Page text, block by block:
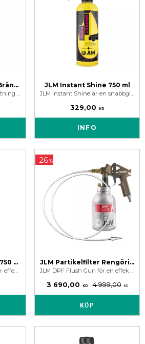
JLM Fuel Stabiliser - Bränslestabilisator
Förhindrar bränslenedbrytning vid avställning av fordon. Konserverar bensin och diesel under lång period.
JLM Instant Shine 750 ml
JLM Instant Shine är en snabbglans och rengöring utan vatten. Ger silkeslen spegelblank finish på bilens yta.
329,00 KR
INFO
JLM Interior Cleaner 750 ml - Bil Interiör Rengöring
JLM Interior Cleaner rengör effektivt bilens interiör från smuts, fett och fläckar. Perfekt för plast, läder och tyg i bilen. Ger även en fräsch doft.
JLM Partikelfilter Rengöringsverktyg
JLM DPF Flush Gun för en effektiv rengöring av partikelfilter utan demontering till verkstad.
3 690,00 KR 4 999,00 KR
26%
KÖP